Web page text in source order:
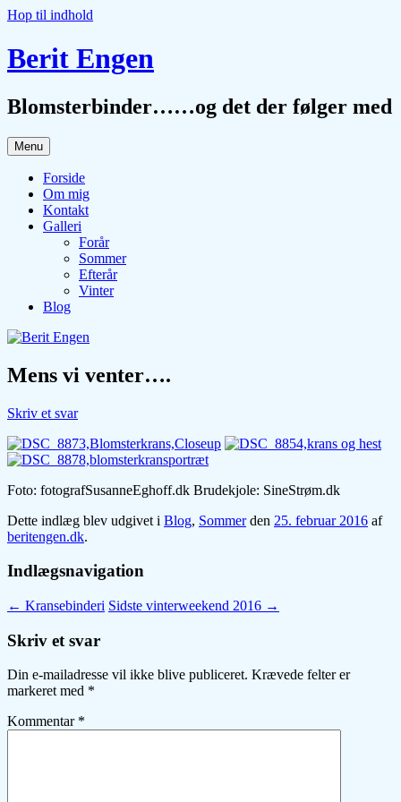
Hop til indhold
Berit Engen
Blomsterbinder……og det der følger med
Menu
Forside
Om mig
Kontakt
Galleri
Forår
Sommer
Efterår
Vinter
Blog
Mens vi venter….
Skriv et svar
Foto: fotografSusanneEghoff.dk Brudekjole: SineStrøm.dk
Dette indlæg blev udgivet i Blog, Sommerden 25. februar 2016 af
beritengen.dk.
Indlægsnavigation
← Kransebinderi Sidste vinterweekend 2016 →
Skriv et svar
Din e-mailadresse vil ikke blive publiceret. Krævede felter er
markeret med *
Kommentar *